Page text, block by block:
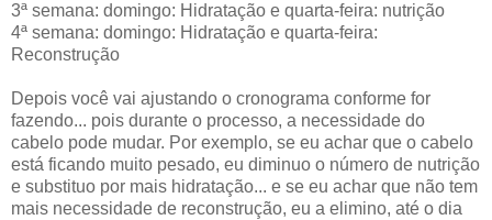
3ª semana: domingo: Hidratação e quarta-feira: nutrição
4ª semana: domingo: Hidratação e quarta-feira:
Reconstrução
Depois você vai ajustando o cronograma conforme for
fazendo... pois durante o processo, a necessidade do
cabelo pode mudar. Por exemplo, se eu achar que o cabelo
está ficando muito pesado, eu diminuo o número de nutrição
e substituo por mais hidratação... e se eu achar que não tem
mais necessidade de reconstrução, eu a elimino, até o dia